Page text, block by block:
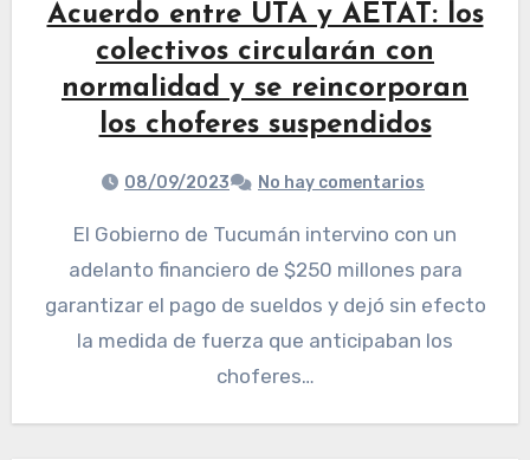
Acuerdo entre UTA y AETAT: los
colectivos circularán con
normalidad y se reincorporan
los choferes suspendidos
08/09/2023 No hay comentarios
El Gobierno de Tucumán intervino con un
adelanto financiero de $250 millones para
garantizar el pago de sueldos y dejó sin efecto
la medida de fuerza que anticipaban los
choferes…